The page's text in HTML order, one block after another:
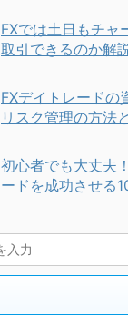
FXでは土日もチャ
取引できるのか解
FXデイトレードの
リスク管理の方法
初心者でも大丈夫
ードを成功させる